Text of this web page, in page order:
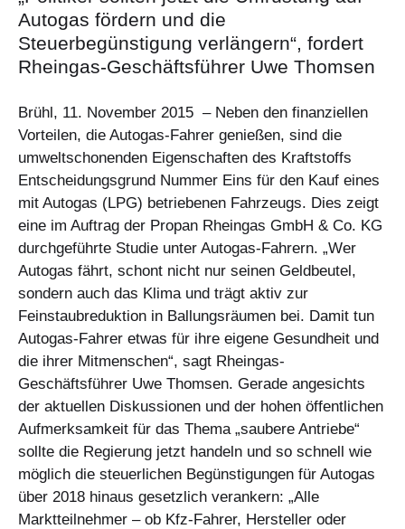
Autogas fördern und die
Steuerbegünstigung verlängern“, fordert
Rheingas-Geschäftsführer Uwe Thomsen
Brühl, 11. November 2015 – Neben den finanziellen
Vorteilen, die Autogas-Fahrer genießen, sind die
umweltschonenden Eigenschaften des Kraftstoffs
Entscheidungsgrund Nummer Eins für den Kauf eines
mit Autogas (LPG) betriebenen Fahrzeugs. Dies zeigt
eine im Auftrag der Propan Rheingas GmbH & Co. KG
durchgeführte Studie unter Autogas-Fahrern. „Wer
Autogas fährt, schont nicht nur seinen Geldbeutel,
sondern auch das Klima und trägt aktiv zur
Feinstaubreduktion in Ballungsräumen bei. Damit tun
Autogas-Fahrer etwas für ihre eigene Gesundheit und
die ihrer Mitmenschen“, sagt Rheingas-
Geschäftsführer Uwe Thomsen. Gerade angesichts
der aktuellen Diskussionen und der hohen öffentlichen
Aufmerksamkeit für das Thema „saubere Antriebe“
sollte die Regierung jetzt handeln und so schnell wie
möglich die steuerlichen Begünstigungen für Autogas
über 2018 hinaus gesetzlich verankern: „Alle
Marktteilnehmer – ob Kfz-Fahrer, Hersteller oder